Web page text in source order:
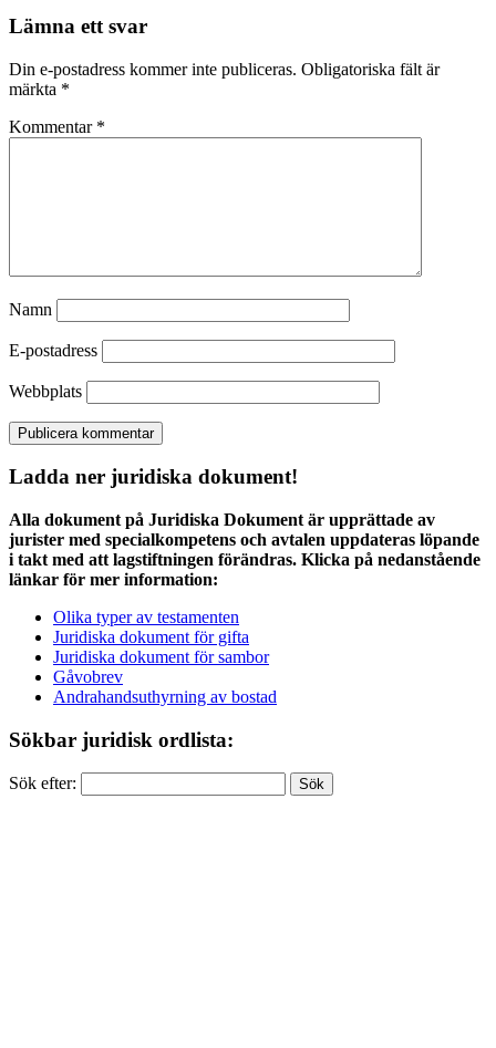
Lämna ett svar
Din e-postadress kommer inte publiceras. Obligatoriska fält är
märkta *
Kommentar *
Namn
E-postadress
Webbplats
Ladda ner juridiska dokument!
Alla dokument på Juridiska Dokument är upprättade av
jurister med specialkompetens och avtalen uppdateras löpande
i takt med att lagstiftningen förändras. Klicka på nedanstående
länkar för mer information:
Olika typer av testamenten
Juridiska dokument för gifta
Juridiska dokument för sambor
Gåvobrev
Andrahandsuthyrning av bostad
Sökbar juridisk ordlista:
Sök efter: